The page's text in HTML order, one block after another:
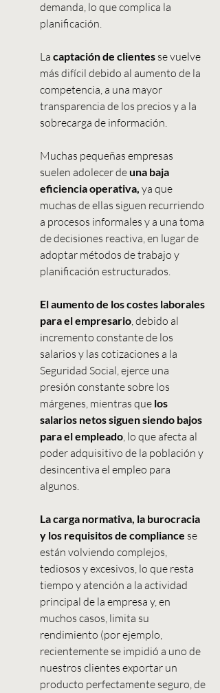
demanda, lo que complica la
planificación.
La captación de clientes se vuelve
más difícil debido al aumento de la
competencia, a una mayor
transparencia de los precios y a la
sobrecarga de información.
Muchas pequeñas empresas
suelen adolecer de una baja
eficiencia operativa, ya que
muchas de ellas siguen recurriendo
a procesos informales y a una toma
de decisiones reactiva, en lugar de
adoptar métodos de trabajo y
planificación estructurados.
El aumento de los costes laborales
para el empresario, debido al
incremento constante de los
salarios y las cotizaciones a la
Seguridad Social, ejerce una
presión constante sobre los
márgenes, mientras que los
salarios netos siguen siendo bajos
para el empleado, lo que afecta al
poder adquisitivo de la población y
desincentiva el empleo para
algunos.
La carga normativa, la burocracia
y los requisitos de compliance se
están volviendo complejos,
tediosos y excesivos, lo que resta
tiempo y atención a la actividad
principal de la empresa y, en
muchos casos, limita su
rendimiento (por ejemplo,
recientemente se impidió a uno de
nuestros clientes exportar un
producto perfectamente seguro, de